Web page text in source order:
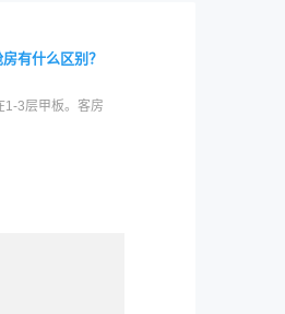
有什么区别？
1-3层甲板。客房